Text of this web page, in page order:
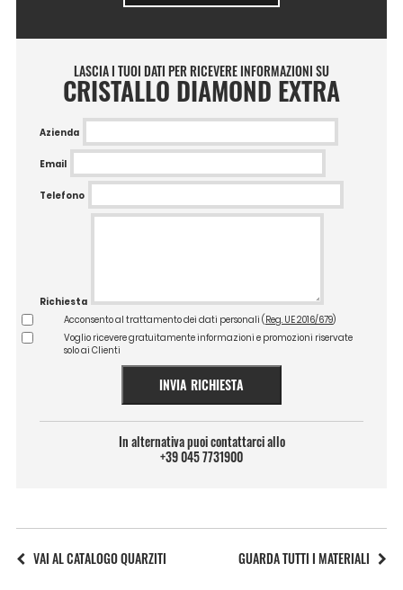
LASCIA I TUOI DATI PER RICEVERE INFORMAZIONI SU
CRISTALLO DIAMOND EXTRA
Azienda
Email
Telefono
Richiesta
Acconsento al trattamento dei dati personali ( Reg. UE 2016/679)
Voglio ricevere gratuitamente informazioni e promozioni riservate
solo ai Clienti
INVIA RICHIESTA
In alternativa puoi contattarci allo
+39 045 7731900
VAI AL CATALOGO QUARZITI GUARDA TUTTI I MATERIALI